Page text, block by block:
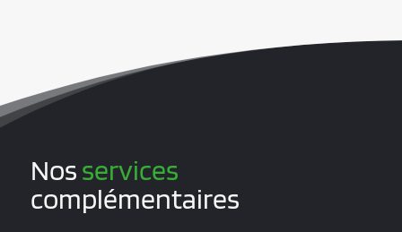
suivant les métamorphoses de votre
entreprise : un collaborateur déménage ?
Vous implémentez le télétravail dans
requièrent l'envoi ponctuel de personnel
à l'étranger ? Pour ces situations, et pour
Nos services
complémentaires